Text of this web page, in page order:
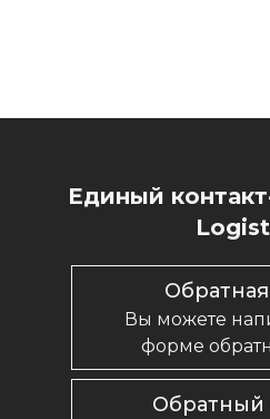
Единый
Вы можете
форме
Обратный